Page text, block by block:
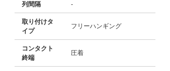
列間隔 -
取り付けタ
イプ
フリーハンギング
コンタクト
終端
圧着